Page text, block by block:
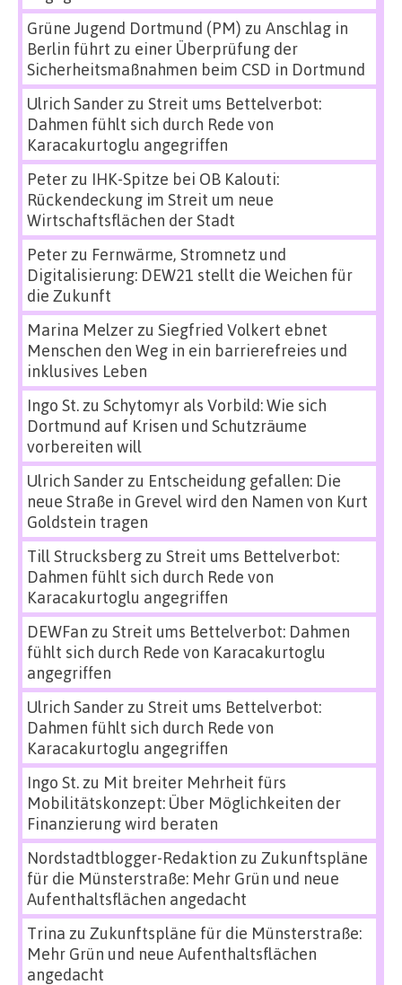
Grüne Jugend Dortmund (PM) zu Anschlag in
Berlin führt zu einer Überprüfung der
Sicherheitsmaßnahmen beim CSD in Dortmund
Ulrich Sanderzu Streit ums Bettelverbot:
Dahmen fühlt sich durch Rede von
Karacakurtoglu angegriffen
Peterzu IHK-Spitze bei OB Kalouti:
Rückendeckung im Streit um neue
Wirtschaftsflächen der Stadt
Peterzu Fernwärme, Stromnetz und
Digitalisierung: DEW21 stellt die Weichen für
die Zukunft
Marina Melzerzu Siegfried Volkert ebnet
Menschen den Weg in ein barrierefreies und
inklusives Leben
Ingo St.zu Schytomyr als Vorbild: Wie sich
Dortmund auf Krisen und Schutzräume
vorbereiten will
Ulrich Sanderzu Entscheidung gefallen: Die
neue Straße in Grevel wird den Namen von Kurt
Goldstein tragen
Till Strucksbergzu Streit ums Bettelverbot:
Dahmen fühlt sich durch Rede von
Karacakurtoglu angegriffen
DEWFan zu Streit ums Bettelverbot: Dahmen
fühlt sich durch Rede von Karacakurtoglu
angegriffen
Ulrich Sanderzu Streit ums Bettelverbot:
Dahmen fühlt sich durch Rede von
Karacakurtoglu angegriffen
Ingo St.zu Mit breiter Mehrheit fürs
Mobilitätskonzept: Über Möglichkeiten der
Finanzierung wird beraten
Nordstadtblogger-Redaktion zu Zukunftspläne
für die Münsterstraße: Mehr Grün und neue
Aufenthaltsflächen angedacht
Trina zu Zukunftspläne für die Münsterstraße:
Mehr Grün und neue Aufenthaltsflächen
angedacht